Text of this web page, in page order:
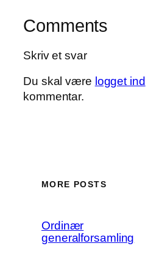
Comments
Skriv et svar
Du skal være logget ind
kommentar.
MORE POSTS
Ordinær
generalforsamling